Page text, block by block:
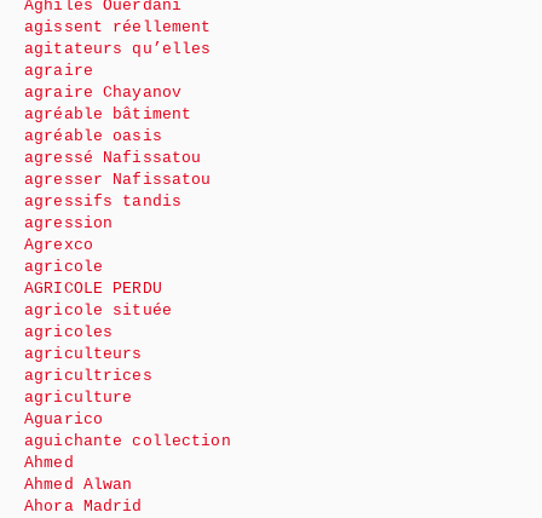
Aghiles Ouerdani
agissent réellement
agitateurs qu’elles
agraire
agraire Chayanov
agréable bâtiment
agréable oasis
agressé Nafissatou
agresser Nafissatou
agressifs tandis
agression
Agrexco
agricole
AGRICOLE PERDU
agricole située
agricoles
agriculteurs
agricultrices
agriculture
Aguarico
aguichante collection
Ahmed
Ahmed Alwan
Ahora Madrid